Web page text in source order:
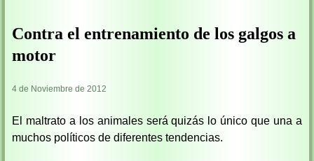
Contra el entrenamiento de los galgos a
motor
4 de Noviembre de 2012
El maltrato a los animales será quizás lo único que una a
muchos políticos de diferentes tendencias.